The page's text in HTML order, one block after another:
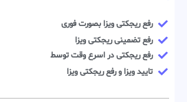
رفع ریجکتی ویزا بصورت فوری
رفع تضمینی ریجکتی ویزا
رفع ریجکتی در اسرع وقت توسط
تایید ویزا و رفع ریجکتی ویزا